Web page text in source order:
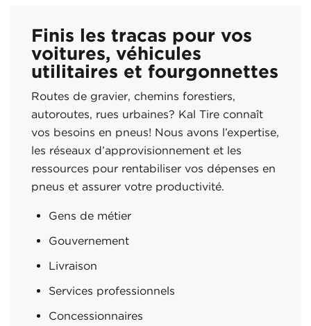
Finis les tracas pour vos
voitures, véhicules
utilitaires et fourgonnettes
Routes de gravier, chemins forestiers,
autoroutes, rues urbaines? Kal Tire connaît
vos besoins en pneus! Nous avons l’expertise,
les réseaux d’approvisionnement et les
ressources pour rentabiliser vos dépenses en
pneus et assurer votre productivité.
Gens de métier
Gouvernement
Livraison
Services professionnels
Concessionnaires